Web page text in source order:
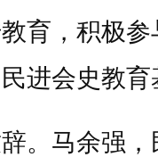
育，积极
进会史教育
马余强，